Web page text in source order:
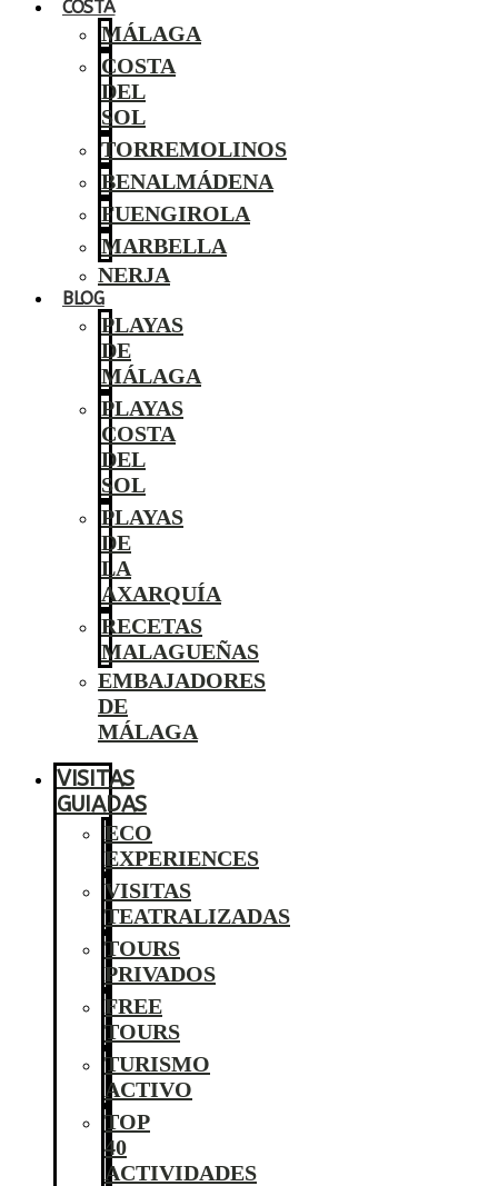
COSTA
MÁLAGA
COSTA
DEL
SOL
TORREMOLINOS
BENALMÁDENA
FUENGIROLA
MARBELLA
NERJA
BLOG
PLAYAS
DE
MÁLAGA
PLAYAS
COSTA
DEL
SOL
PLAYAS
DE
LA
AXARQUÍA
RECETAS
MALAGUEÑAS
EMBAJADORES
DE
MÁLAGA
VISITAS
GUIADAS
ECO
EXPERIENCES
VISITAS
TEATRALIZADAS
TOURS
PRIVADOS
FREE
TOURS
TURISMO
ACTIVO
TOP
40
ACTIVIDADES